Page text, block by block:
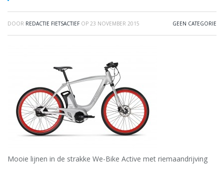
DOOR REDACTIE FIETSACTIEF OP 23 NOVEMBER 2015 GEEN CATEGORIE
Mooie lijnen in de strakke We-Bike Active met riemaandrijving